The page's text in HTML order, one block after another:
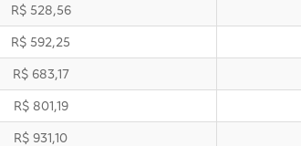
R$ 528,56
R$ 592,25
R$ 683,17
R$ 801,19
R$ 931,10